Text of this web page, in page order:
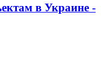
в Украине -